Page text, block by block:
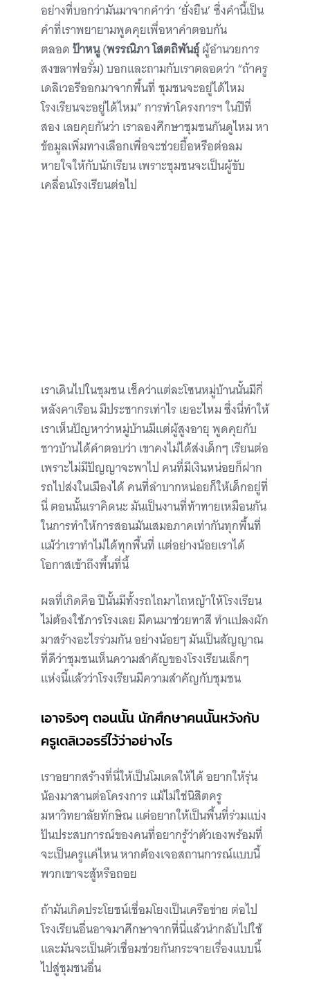
อย่างที่บอกว่ามันมาจากคำว่า ‘ยั่งยืน’ ซึ่งคำนี้เป็น
คำที่เราพยายามพูดคุยเพื่อหาคำตอบกัน
ตลอดป้าหนู(พรรณิภา โสตถิพันธุ์ผู้อำนวยการ
สงขลาฟอรั่ม) บอกและถามกับเราตลอดว่า “ถ้าครู
เดลิเวอรีออกมาจากพื้นที่ ชุมชนจะอยู่ได้ไหม
โรงเรียนจะอยู่ได้ไหม” การทำโครงการฯ ในปีที่
สอง เลยคุยกันว่า เราลองศึกษาชุมชนกันดูไหม หา
ข้อมูลเพิ่มทางเลือกเพื่อจะช่วยยื้อหรือต่อลม
หายใจให้กับนักเรียน เพราะชุมชนจะเป็นผู้ขับ
เคลื่อนโรงเรียนต่อไป
เราเดินไปในชุมชน เช็คว่าแต่ละโซนหมู่บ้านนั้นมีกี่
หลังคาเรือน มีประชากรเท่าไร เยอะไหม ซึ่งนี่ทำให้
เราเห็นปัญหาว่าหมู่บ้านมีแต่ผู้สูงอายุ พูดคุยกับ
ชาวบ้านได้คำตอบว่า เขาคงไม่ได้ส่งเด็กๆ เรียนต่อ
เพราะไม่มีปัญญาจะพาไป คนที่มีเงินหน่อยก็ฝาก
รถไปส่งในเมืองได้ คนที่ลำบากหน่อยก็ให้เด็กอยู่ที่
นี่ ตอนนั้นเราคิดนะ มันเป็นงานที่ท้าทายเหมือนกัน
ในการทำให้การสอนมันเสมอภาคเท่ากันทุกพื้นที่
แม้ว่าเราทำไม่ได้ทุกพื้นที่ แต่อย่างน้อยเราได้
โอกาสเข้าถึงพื้นที่นี้
ผลที่เกิดคือ ปีนั้นมีทั้งรถไถมาไถหญ้าให้โรงเรียน
ไม่ต้องใช้ภารโรงเลย มีคนมาช่วยทาสี ทำแปลงผัก
มาสร้างอะไรร่วมกัน อย่างน้อยๆ มันเป็นสัญญาณ
ที่ดีว่าชุมชนเห็นความสำคัญของโรงเรียนเล็กๆ
แห่งนี้แล้วว่าโรงเรียนมีความสำคัญกับชุมชน
เอาจริงๆ ตอนนั้น นักศึกษาคนนั้นหวังกับ
ครูเดลิเวอรรีไว้ว่าอย่างไร
เราอยากสร้างที่นี่ให้เป็นโมเดลให้ได้ อยากให้รุ่น
น้องมาสานต่อโครงการ แม้ไม่ใช่นิสิตครู
มหาวิทยาลัยทักษิณ แต่อยากให้เป็นพื้นที่ร่วมแบ่ง
ปันประสบการณ์ของคนที่อยากรู้ว่าตัวเองพร้อมที่
จะเป็นครูแค่ไหน หากต้องเจอสถานการณ์แบบนี้
พวกเขาจะสู้หรือถอย
ถ้ามันเกิดประโยชน์เชื่อมโยงเป็นเครือข่าย ต่อไป
โรงเรียนอื่นอาจมาศึกษาจากที่นี่แล้วนำกลับไปใช้
และมันจะเป็นตัวเชื่อมช่วยกันกระจายเรื่องแบบนี้
ไปสู่ชุมชนอื่น